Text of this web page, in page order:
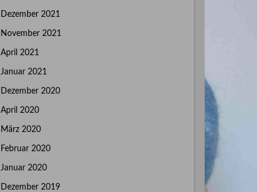
Dezember 2021
November 2021
April 2021
Januar 2021
Dezember 2020
April 2020
März 2020
Februar 2020
Januar 2020
Dezember 2019